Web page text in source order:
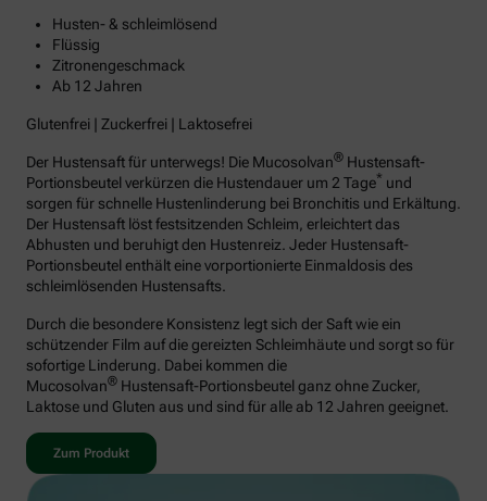
Husten- & schleimlösend
Flüssig
Zitronengeschmack
Ab 12 Jahren
Glutenfrei | Zuckerfrei | Laktosefrei
Der Hustensaft für unterwegs! Die Mucosolvan® Hustensaft-
Portionsbeutel verkürzen die Hustendauer um 2 Tage* und
sorgen für schnelle Hustenlinderung bei Bronchitis und Erkältung.
Der Hustensaft löst festsitzenden Schleim, erleichtert das
Abhusten und beruhigt den Hustenreiz. Jeder Hustensaft-
Portionsbeutel enthält eine vorportionierte Einmaldosis des
schleimlösenden Hustensafts.
Durch die besondere Konsistenz legt sich der Saft wie ein
schützender Film auf die gereizten Schleimhäute und sorgt so für
sofortige Linderung. Dabei kommen die
Mucosolvan® Hustensaft-Portionsbeutel ganz ohne Zucker,
Laktose und Gluten aus und sind für alle ab 12 Jahren geeignet.
Zum Produkt